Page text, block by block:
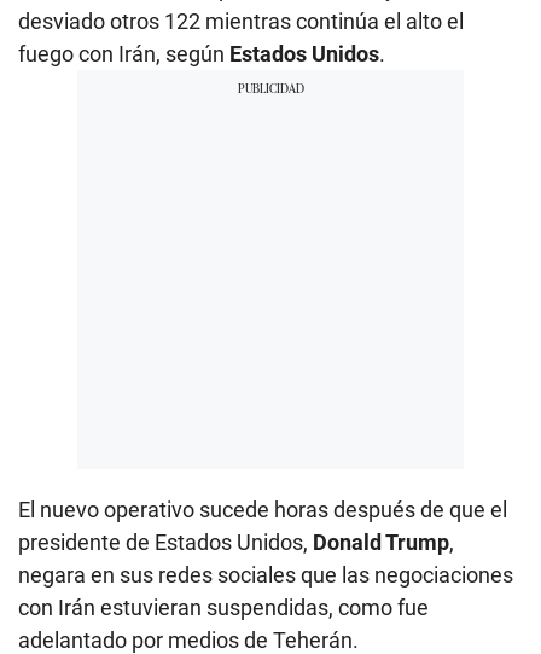
desviado otros 122 mientras continúa el alto el
fuego con Irán, según Estados Unidos.
El nuevo operativo sucede horas después de que el
presidente de Estados Unidos, Donald Trump,
negara en sus redes sociales que las negociaciones
con Irán estuvieran suspendidas, como fue
adelantado por medios de Teherán.